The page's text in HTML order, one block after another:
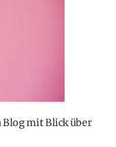
mit Blick über